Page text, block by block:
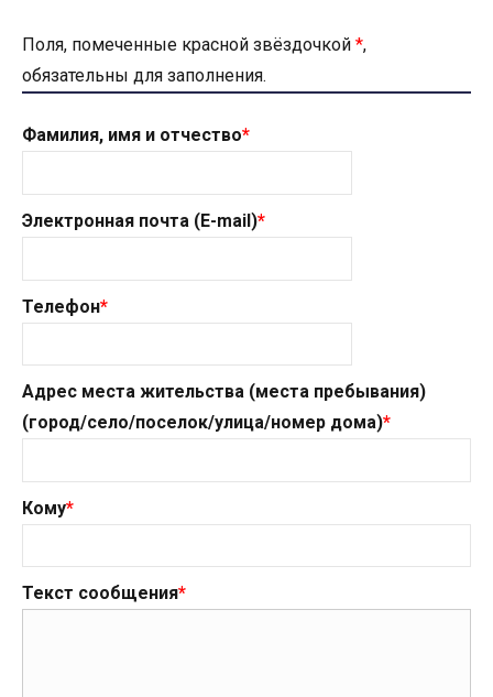
Поля, помеченные красной звёздочкой *,
обязательны для заполнения.
Фамилия, имя и отчество*
Электронная почта (E-mail)*
Телефон*
Адрес места жительства (места пребывания)
(город/село/поселок/улица/номер дома)*
Кому*
Текст сообщения*